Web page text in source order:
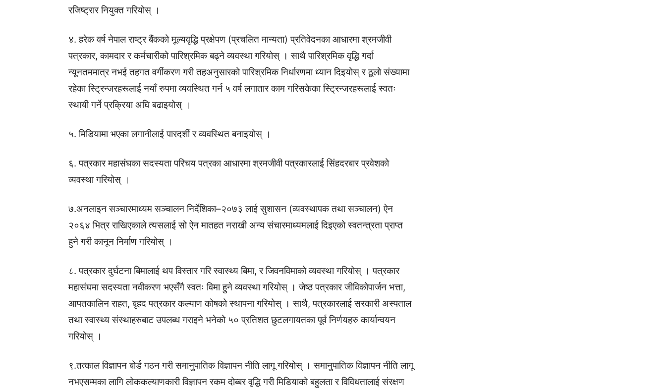
रजिष्ट्रार नियुक्त गरियोस् ।
४. हरेक वर्ष नेपाल राष्ट्र बैंकको मूल्यवृद्धि प्रक्षेपण (प्रचलित मान्यता) प्रतिवेदनका आधारमा श्रमजीवी
पत्रकार, कामदार र कर्मचारीको पारिश्रमिक बढ्ने व्यवस्था गरियोस् । साथै पारिश्रमिक वृद्धि गर्दा
न्यूनतममात्र नभई तहगत वर्गीकरण गरी तहअनुसारको पारिश्रमिक निर्धारणमा ध्यान दिइयोस् र ठूलो संख्यामा
रहेका स्ट्रिन्जरहरूलाई नयाँ रुपमा व्यवस्थित गर्न ५ वर्ष लगातार काम गरिसकेका स्ट्रिन्जरहरूलाई स्वतः
स्थायी गर्ने प्रक्रिया अघि बढाइयोस् ।
५. मिडियामा भएका लगानीलाई पारदर्शी र व्यवस्थित बनाइयोस् ।
६. पत्रकार महासंघका सदस्यता परिचय पत्रका आधारमा श्रमजीवी पत्रकारलाई सिंहदरबार प्रवेशको
व्यवस्था गरियोस् ।
७.अनलाइन सञ्चारमाध्यम सञ्चालन निर्देशिका–२०७३ लाई सुशासन (व्यवस्थापक तथा सञ्चालन) ऐन
२०६४ भित्र राखिएकाले त्यसलाई सो ऐन मातहत नराखी अन्य संचारमाध्यमलाई दिइएको स्वतन्त्रता प्राप्त
हुने गरी कानून निर्माण गरियोस् ।
८. पत्रकार दुर्घटना बिमालाई थप विस्तार गरि स्वास्थ्य बिमा, र जिवनविमाको व्यवस्था गरियोस् । पत्रकार
महासंघमा सदस्यता नवीकरण भएसँगै स्वतः विमा हुने व्यवस्था गरियोस् । जेष्ठ पत्रकार जीविकोपार्जन भत्ता,
आपतकालिन राहत, बृहद पत्रकार कल्याण कोषको स्थापना गरियोस् । साथै, पत्रकारलाई सरकारी अस्पताल
तथा स्वास्थ्य संस्थाहरुबाट उपलब्ध गराइने भनेको ५० प्रतिशत छुटलगायतका पूर्व निर्णयहरु कार्यान्वयन
गरियोस् ।
९.तत्काल विज्ञापन बोर्ड गठन गरी समानुपातिक विज्ञापन नीति लागू गरियोस् । समानुपातिक विज्ञापन नीति लागू
नभएसम्मका लागि लोककल्याणकारी विज्ञापन रकम दोब्बर वृद्धि गरी मिडियाको बहुलता र विविधतालाई संरक्षण